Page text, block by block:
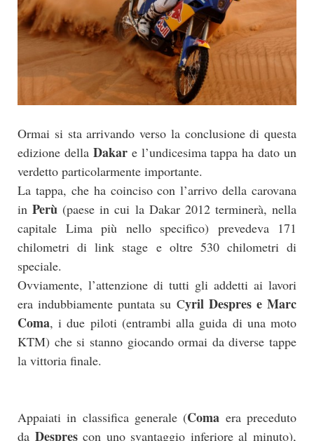
Ormai si sta arrivando verso la conclusione di questa
edizione della Dakare l’undicesima tappa ha dato un
verdetto particolarmente importante.
La tappa, che ha coinciso con l’arrivo della carovana
inPerù (paese in cui la Dakar 2012 terminerà, nella
capitale Lima più nello specifico) prevedeva 171
chilometri di link stage e oltre 530 chilometri di
speciale.
Ovviamente, l’attenzione di tutti gli addetti ai lavori
era indubbiamente puntata su Cyril Despres e Marc
Coma, i due piloti (entrambi alla guida di una moto
KTM) che si stanno giocando ormai da diverse tappe
la vittoria finale.
Appaiati in classifica generale (Coma era preceduto
da Desprescon uno svantaggio inferiore al minuto),